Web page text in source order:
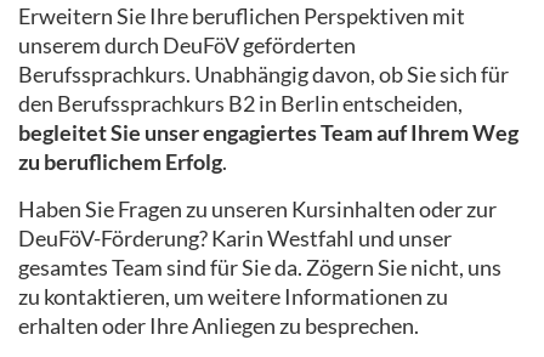
Erweitern Sie Ihre beruflichen Perspektiven mit
unserem durch DeuFöV geförderten
Berufssprachkurs. Unabhängig davon, ob Sie sich für
den Berufssprachkurs B2 in Berlin entscheiden,
begleitet Sie unser engagiertes Team auf Ihrem Weg
zu beruflichem Erfolg.
Haben Sie Fragen zu unseren Kursinhalten oder zur
DeuFöV-Förderung? Karin Westfahl und unser
gesamtes Team sind für Sie da. Zögern Sie nicht, uns
zu kontaktieren, um weitere Informationen zu
erhalten oder Ihre Anliegen zu besprechen.